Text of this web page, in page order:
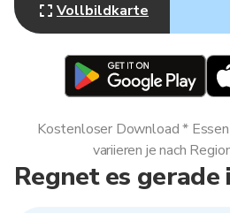
Vollbildkarte
Regnet es gerade
Kostenloser Download *
variieren je nach